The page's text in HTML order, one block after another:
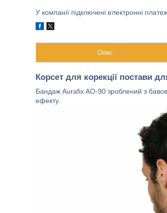
У компанії підключені електронні
Опис
Корсет для корекції постави
Бандаж Aurafix AO-90 зроблений з
ефекту.